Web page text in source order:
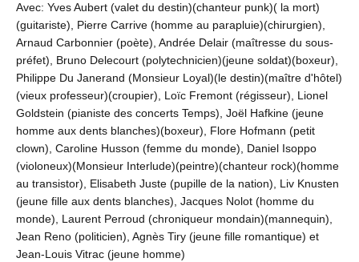
Avec: Yves Aubert (valet du destin)(chanteur punk)( la mort)
(guitariste), Pierre Carrive (homme au parapluie)(chirurgien),
Arnaud Carbonnier (poète), Andrée Delair (maîtresse du sous-
préfet), Bruno Delecourt (polytechnicien)(jeune soldat)(boxeur),
Philippe Du Janerand (Monsieur Loyal)(le destin)(maître d'hôtel)
(vieux professeur)(croupier), Loïc Fremont (régisseur), Lionel
Goldstein (pianiste des concerts Temps), Joël Hafkine (jeune
homme aux dents blanches)(boxeur), Flore Hofmann (petit
clown), Caroline Husson (femme du monde), Daniel Isoppo
(violoneux)(Monsieur Interlude)(peintre)(chanteur rock)(homme
au transistor), Elisabeth Juste (pupille de la nation), Liv Knusten
(jeune fille aux dents blanches), Jacques Nolot (homme du
monde), Laurent Perroud (chroniqueur mondain)(mannequin),
Jean Reno (politicien), Agnès Tiry (jeune fille romantique) et
Jean-Louis Vitrac (jeune homme)